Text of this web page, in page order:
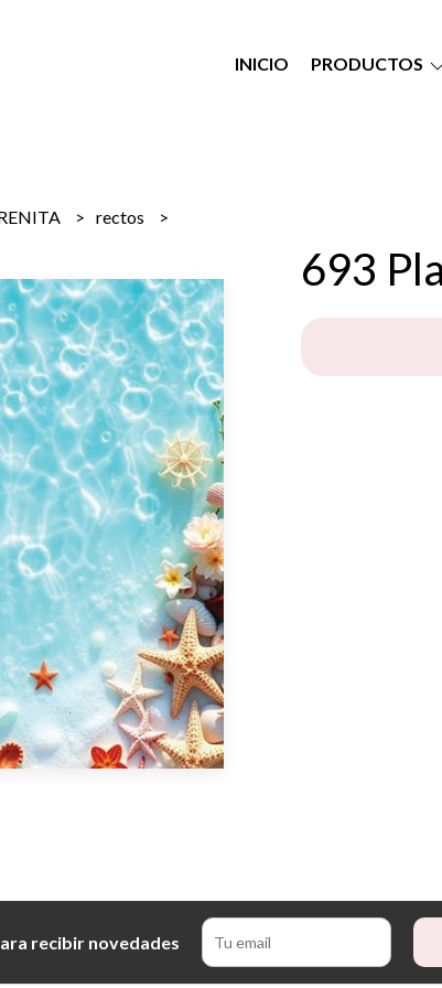
INICIO PRODUCTOS
rectos
693
recibir novedades